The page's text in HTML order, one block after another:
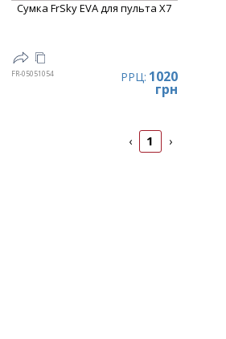
Сумка FrSky EVA для пульта X7
FR-05051054 РРЦ: 1020
грн
‹ 1 ›